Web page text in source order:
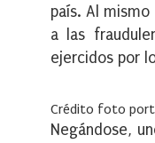
país. Al
a las
ejercidos por
Crédito foto
Negándose,